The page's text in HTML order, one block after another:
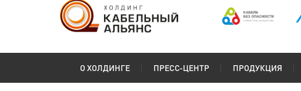
О ХОЛДИНГЕ ПРЕСС-ЦЕНТР ПРОДУКЦИЯ